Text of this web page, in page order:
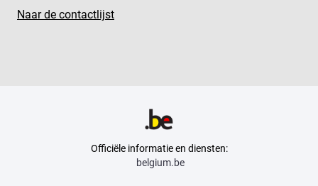
Naar de contactlijst
Officiële informatie en diensten:
belgium.be